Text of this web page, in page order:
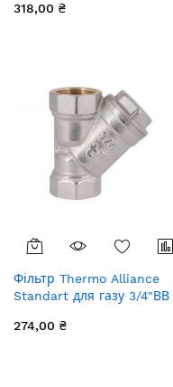
318,00 ₴
Фільтр Thermo Alliance
Standart для газу 3/4"ВВ
274,00 ₴